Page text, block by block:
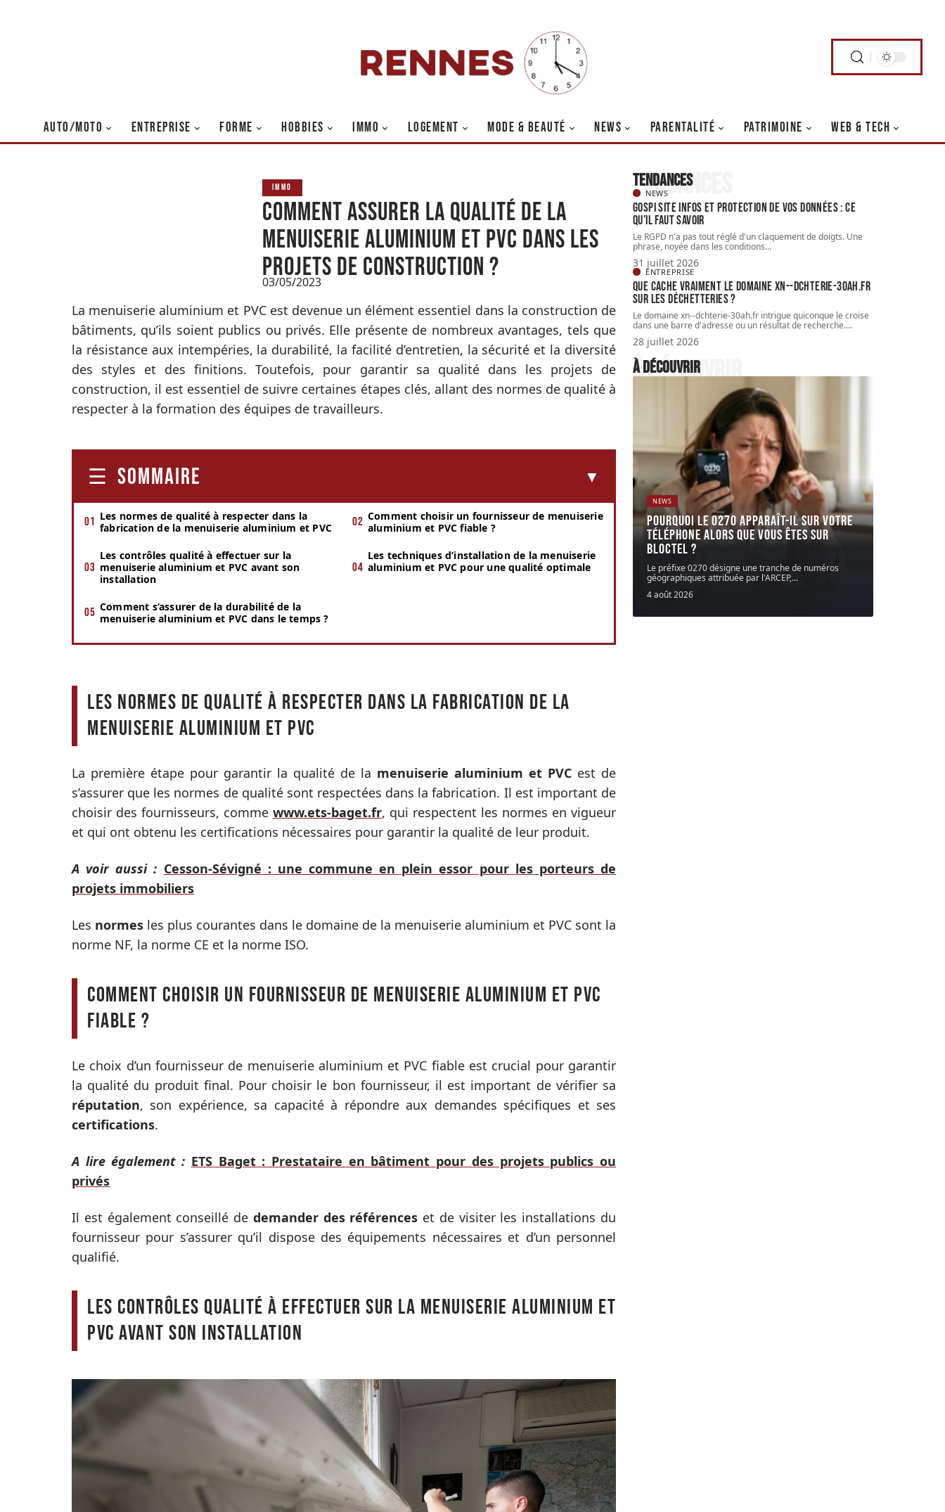
AUTO/MOTO ENTREPRISE FORME HOBBIES IMMO LOGEMENT MODE & BEAUTÉ NEWS PARENTALITÉ PATRIMOINE WEB & TECH
IMMO
Comment assurer la qualité de la
menuiserie aluminium et PVC dans les
projets de construction ?
03/05/2023
La menuiserie aluminium et PVC est devenue un élément essentiel dans la construction de
bâtiments, qu’ils soient publics ou privés. Elle présente de nombreux avantages, tels que
la résistance aux intempéries, la durabilité, la facilité d’entretien, la sécurité et la diversité
des styles et des finitions. Toutefois, pour garantir sa qualité dans les projets de
construction, il est essentiel de suivre certaines étapes clés, allant des normes de qualité à
respecter à la formation des équipes de travailleurs.
SOMMAIRE
Les normes de qualité à respecter dans la
fabrication de la menuiserie aluminium et PVC
Comment choisir un fournisseur de menuiserie
aluminium et PVC fiable ?
Les contrôles qualité à effectuer sur la
menuiserie aluminium et PVC avant son
installation
Les techniques d’installation de la menuiserie
aluminium et PVC pour une qualité optimale
Comment s’assurer de la durabilité de la
menuiserie aluminium et PVC dans le temps ?
Les normes de qualité à respecter dans la fabrication de la
menuiserie aluminium et PVC
La première étape pour garantir la qualité de la menuiserie aluminium et PVC est de
s’assurer que les normes de qualité sont respectées dans la fabrication. Il est important de
choisir des fournisseurs, comme www.ets-baget.fr, qui respectent les normes en vigueur
et qui ont obtenu les certifications nécessaires pour garantir la qualité de leur produit.
A voir aussi : Cesson-Sévigné : une commune en plein essor pour les porteurs de
projets immobiliers
Les normes les plus courantes dans le domaine de la menuiserie aluminium et PVC sont la
norme NF, la norme CE et la norme ISO.
Comment choisir un fournisseur de menuiserie aluminium et PVC
fiable ?
Le choix d’un fournisseur de menuiserie aluminium et PVC fiable est crucial pour garantir
la qualité du produit final. Pour choisir le bon fournisseur, il est important de vérifier sa
réputation, son expérience, sa capacité à répondre aux demandes spécifiques et ses
certifications.
A lire également : ETS Baget : Prestataire en bâtiment pour des projets publics ou
privés
Il est également conseillé de demander des références et de visiter les installations du
fournisseur pour s’assurer qu’il dispose des équipements nécessaires et d’un personnel
qualifié.
Les contrôles qualité à effectuer sur la menuiserie aluminium et
PVC avant son installation
Tendances
Tendances
NEWS
Gospi site infos et protection de vos données : ce
qu’il faut savoir
Le RGPD n'a pas tout réglé d'un claquement de doigts. Une
phrase, noyée dans les conditions…
31 juillet 2026
ENTREPRISE
Que cache vraiment le domaine xn--dchterie-30ah.fr
sur les déchetteries ?
Le domaine xn--dchterie-30ah.fr intrigue quiconque le croise
dans une barre d'adresse ou un résultat de recherche.…
28 juillet 2026
À découvrir
À découvrir
NEWS
Pourquoi le 0270 apparaît-il sur votre
téléphone alors que vous êtes sur
Bloctel ?
Le préfixe 0270 désigne une tranche de numéros
géographiques attribuée par l'ARCEP,…
4 août 2026